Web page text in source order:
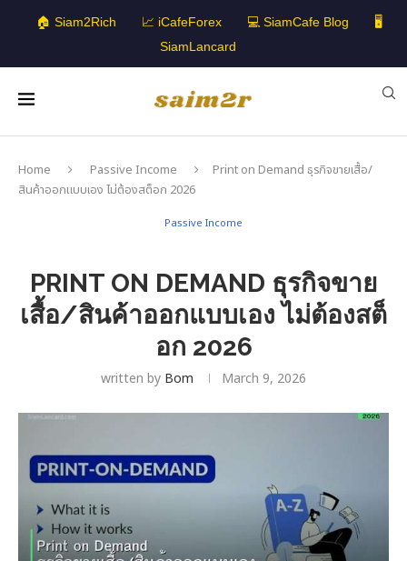
🏠 Siam2Rich 📈 iCafeForex 💻 SiamCafe Blog
🖥️
SiamLancard
Home Passive Income
Print on Demand ธุรกิจขายเสื้อ/
สินค้าออกแบบเอง ไม่ต้องสต็อก 2026
Passive Income
PRINT ON DEMAND ธุรกิจขาย
เสื้อ/สินค้าออกแบบเอง ไม่ต้องสต็
อก 2026
written by Bom March 9, 2026